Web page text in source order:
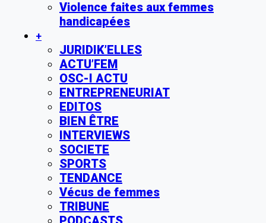
Violence faites aux femmes
handicapées
+
JURIDIK’ELLES
ACTU’FEM
OSC-I ACTU
ENTREPRENEURIAT
EDITOS
BIEN ÊTRE
INTERVIEWS
SOCIETE
SPORTS
TENDANCE
Vécus de femmes
TRIBUNE